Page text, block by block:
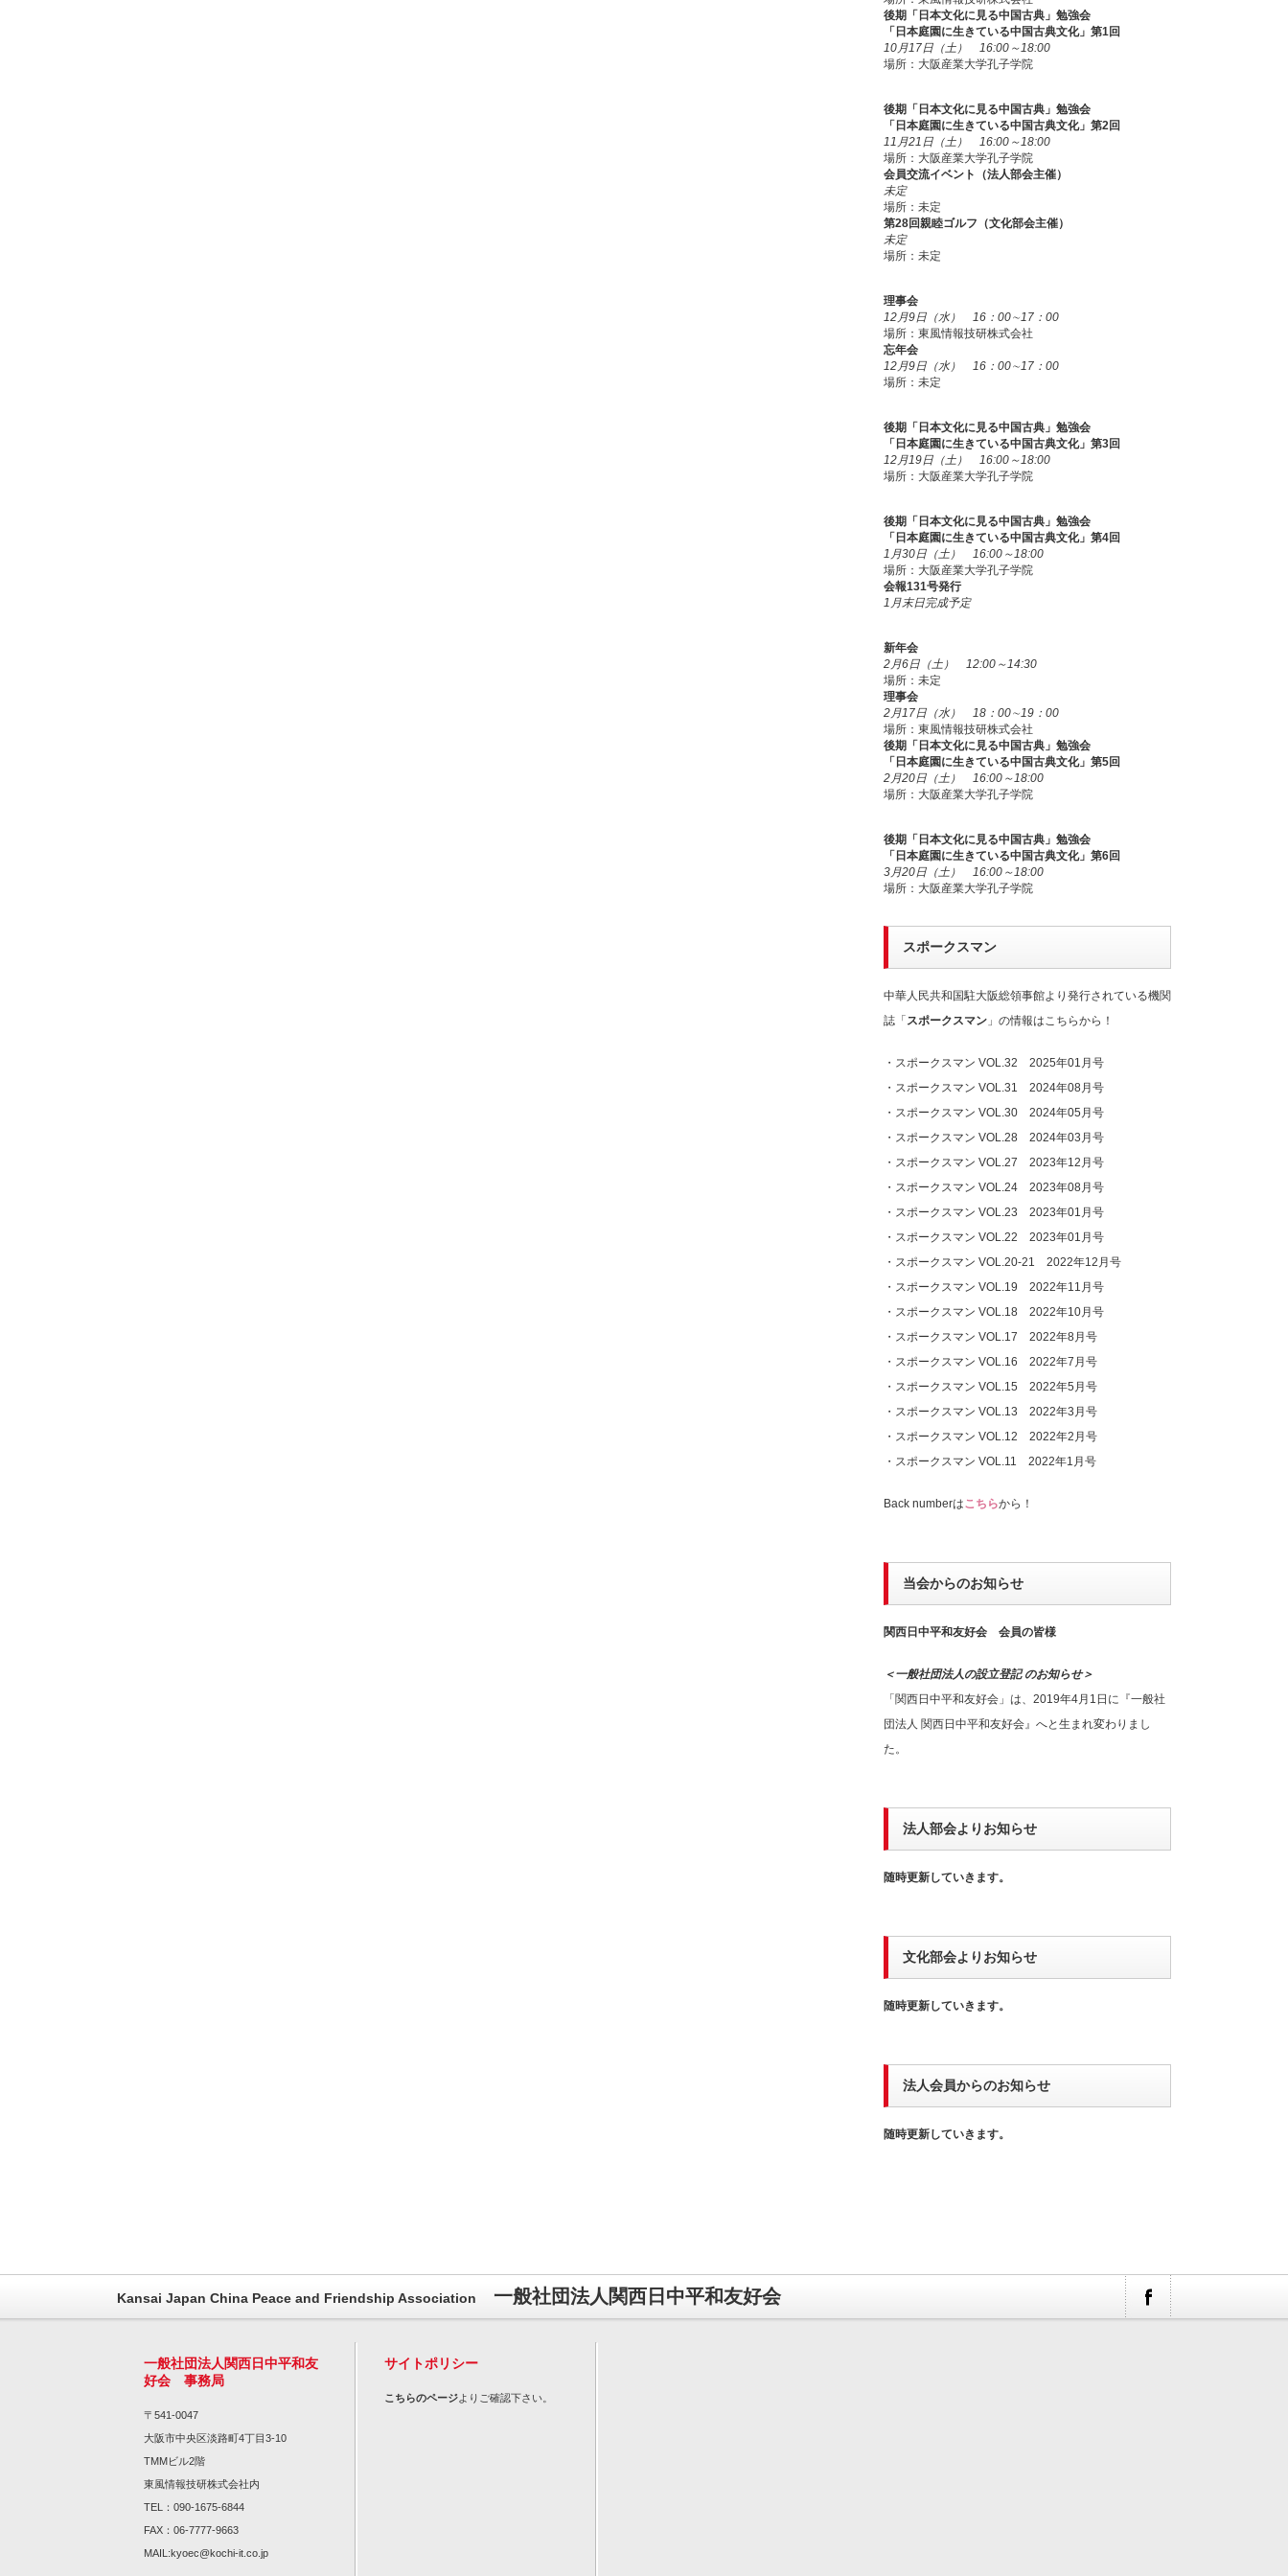
後期「日本文化に見る中国古典」勉強会
「日本庭園に生きている中国古典文化」第1回
10月17日（土） 16:00～18:00
場所：大阪産業大学孔子学院
後期「日本文化に見る中国古典」勉強会
「日本庭園に生きている中国古典文化」第2回
11月21日（土） 16:00～18:00
場所：大阪産業大学孔子学院
会員交流イベント（法人部会主催）
未定
場所：未定
第28回親睦ゴルフ（文化部会主催）
未定
場所：未定
理事会
12月9日（水） 16：00∼17：00
場所：東風情報技研株式会社
忘年会
12月9日（水） 16：00∼17：00
場所：未定
後期「日本文化に見る中国古典」勉強会
「日本庭園に生きている中国古典文化」第3回
12月19日（土） 16:00～18:00
場所：大阪産業大学孔子学院
後期「日本文化に見る中国古典」勉強会
「日本庭園に生きている中国古典文化」第4回
1月30日（土） 16:00～18:00
場所：大阪産業大学孔子学院
会報131号発行
1月末日完成予定
新年会
2月6日（土） 12:00～14:30
場所：未定
理事会
2月17日（水） 18：00∼19：00
場所：東風情報技研株式会社
後期「日本文化に見る中国古典」勉強会
「日本庭園に生きている中国古典文化」第5回
2月20日（土） 16:00～18:00
場所：大阪産業大学孔子学院
後期「日本文化に見る中国古典」勉強会
「日本庭園に生きている中国古典文化」第6回
3月20日（土） 16:00～18:00
場所：大阪産業大学孔子学院
スポークスマン
中華人民共和国駐大阪総領事館より発行されている機関
誌「スポークスマン 」の情報はこちらから！
・ スポークスマン VOL.32 2025年01月号
・ スポークスマン VOL.31 2024年08月号
・ スポークスマン VOL.30 2024年05月号
・ スポークスマン VOL.28 2024年03月号
・ スポークスマン VOL.27 2023年12月号
・ スポークスマン VOL.24 2023年08月号
・ スポークスマン VOL.23 2023年01月号
・ スポークスマン VOL.22 2023年01月号
・ スポークスマン VOL.20-21 2022年12月号
・ スポークスマン VOL.19 2022年11月号
・ スポークスマン VOL.18 2022年10月号
・ スポークスマン VOL.17 2022年8月号
・ スポークスマン VOL.16 2022年7月号
・ スポークスマン VOL.15 2022年5月号
・ スポークスマン VOL.13 2022年3月号
・ スポークスマン VOL.12 2022年2月号
・ スポークスマン VOL.11 2022年1月号
Back numberはこちらから！
当会からのお知らせ
関西日中平和友好会 会員の皆様
＜一般社団法人の設立登記 のお知らせ＞
「関西日中平和友好会」は、2019年4月1日に『一般社
団法人 関西日中平和友好会』へと生まれ変わりまし
た。
法人部会よりお知らせ
随時更新していきます。
文化部会よりお知らせ
随時更新していきます。
法人会員からのお知らせ
随時更新していきます。
Kansai Japan China Peace and Friendship Association 一般社団法人関西日中平和友好会
一般社団法人関西日中平和友
好会 事務局
〒541-0047
大阪市中央区淡路町4丁目3-10
TMMビル2階
東風情報技研株式会社内
TEL：090-1675-6844
FAX：06-7777-9663
MAIL:kyoec@kochi-it.co.jp
サイトポリシー
こちらのページよりご確認下さい。